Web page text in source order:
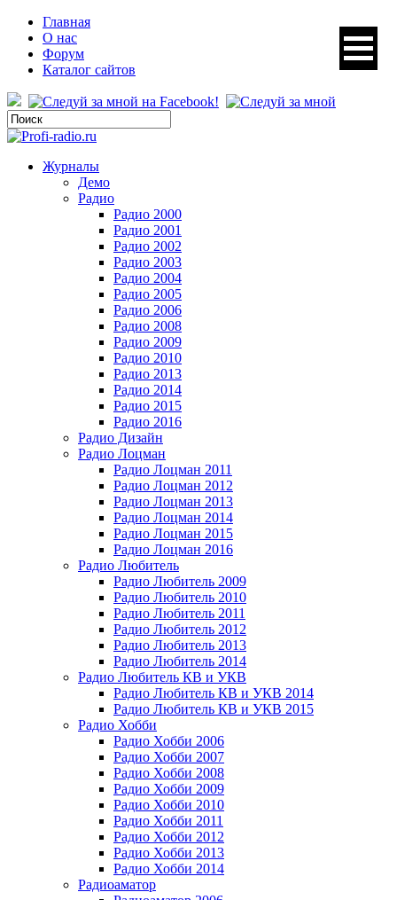
Главная
О нас
Форум
Каталог сайтов
Журналы
Демо
Радио
Радио 2000
Радио 2001
Радио 2002
Радио 2003
Радио 2004
Радио 2005
Радио 2006
Радио 2008
Радио 2009
Радио 2010
Радио 2013
Радио 2014
Радио 2015
Радио 2016
Радио Дизайн
Радио Лоцман
Радио Лоцман 2011
Радио Лоцман 2012
Радио Лоцман 2013
Радио Лоцман 2014
Радио Лоцман 2015
Радио Лоцман 2016
Радио Любитель
Радио Любитель 2009
Радио Любитель 2010
Радио Любитель 2011
Радио Любитель 2012
Радио Любитель 2013
Радио Любитель 2014
Радио Любитель КВ и УКВ
Радио Любитель КВ и УКВ 2014
Радио Любитель КВ и УКВ 2015
Радио Хобби
Радио Хобби 2006
Радио Хобби 2007
Радио Хобби 2008
Радио Хобби 2009
Радио Хобби 2010
Радио Хобби 2011
Радио Хобби 2012
Радио Хобби 2013
Радио Хобби 2014
Радиоаматор